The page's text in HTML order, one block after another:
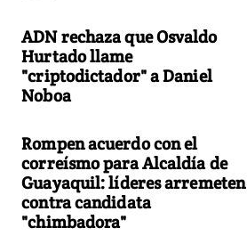
ADN rechaza que Osvaldo
Hurtado llame
"criptodictador" a Daniel
Noboa
Rompen acuerdo con el
correísmo para Alcaldía de
Guayaquil: líderes arremeten
contra candidata
"chimbadora"